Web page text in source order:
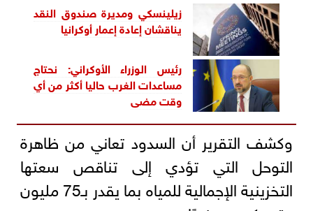
زيلينسكي ومديرة صندوق النقد
يناقشان إعادة إعمار أوكرانيا
رئيس الوزراء الأوكراني: نحتاج
مساعدات الغرب حاليا أكثر من أي
وقت مضى
وكشف التقرير أن السدود تعاني من ظاهرة
التوحل التي تؤدي إلى تناقص سعتها
التخزينية الإجمالية للمياه بما يقدر بـ75 مليون